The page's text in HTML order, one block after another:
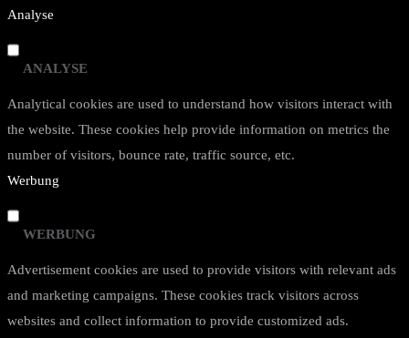
Analyse
ANALYSE
Analytical cookies are used to understand how visitors interact with
the website. These cookies help provide information on metrics the
number of visitors, bounce rate, traffic source, etc.
Werbung
WERBUNG
Advertisement cookies are used to provide visitors with relevant ads
and marketing campaigns. These cookies track visitors across
websites and collect information to provide customized ads.